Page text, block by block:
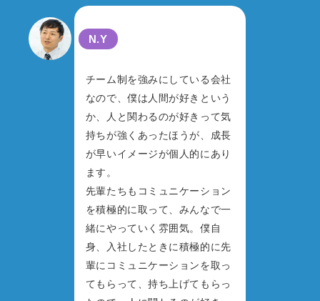
N.Y
チーム制を強みにしている会社
なので、僕は人間が好きという
か、人と関わるのが好きって気
持ちが強くあったほうが、成長
が早いイメージが個人的にあり
ます。
先輩たちもコミュニケーション
を積極的に取って、みんなで一
緒にやっていく雰囲気。僕自
身、入社したときに積極的に先
輩にコミュニケーションを取っ
てもらって、持ち上げてもらっ